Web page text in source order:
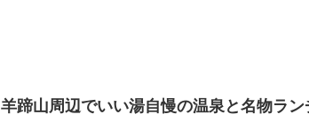
羊蹄山周辺でいい湯自慢の温泉と名物ラ